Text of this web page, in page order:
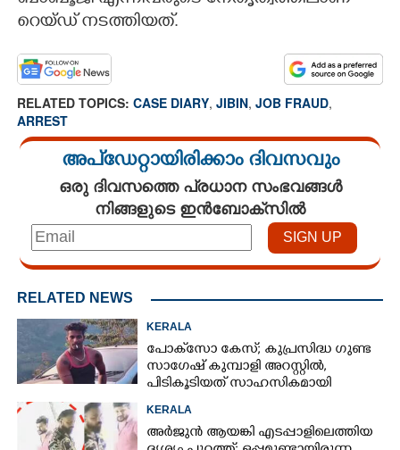
റെയ്ഡ് നടത്തിയത്.
RELATED TOPICS: CASE DIARY, JIBIN, JOB FRAUD,
ARREST
അപ്ഡേറ്റായിരിക്കാം ദിവസവും
ഒരു ദിവസത്തെ പ്രധാന സംഭവങ്ങൾ
നിങ്ങളുടെ ഇൻബോക്സിൽ
RELATED NEWS
KERALA
പോക്‌സോ കേസ്; കുപ്രസിദ്ധ ഗുണ്ട
സാഗേഷ് കുമ്പാളി അറസ്റ്റിൽ,
പിടികൂടിയത് സാഹസികമായി
KERALA
അർജുൻ ആയങ്കി എടപ്പാളിലെത്തിയ